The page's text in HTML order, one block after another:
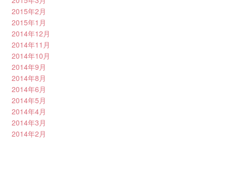
2015年2月
2015年1月
2014年12月
2014年11月
2014年10月
2014年9月
2014年8月
2014年6月
2014年5月
2014年4月
2014年3月
2014年2月